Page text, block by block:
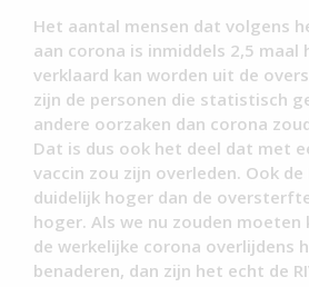
Het aantal mensen dat volgens
aan corona is inmiddels 2,5 maal
verklaard kan worden uit de
zijn de personen die statistisch
andere oorzaken dan corona
Dat is dus ook het deel dat met
vaccin zou zijn overleden. Ook de
duidelijk hoger dan de
hoger. Als we nu zouden moeten
de werkelijke corona overlijdens
benaderen, dan zijn het echt de